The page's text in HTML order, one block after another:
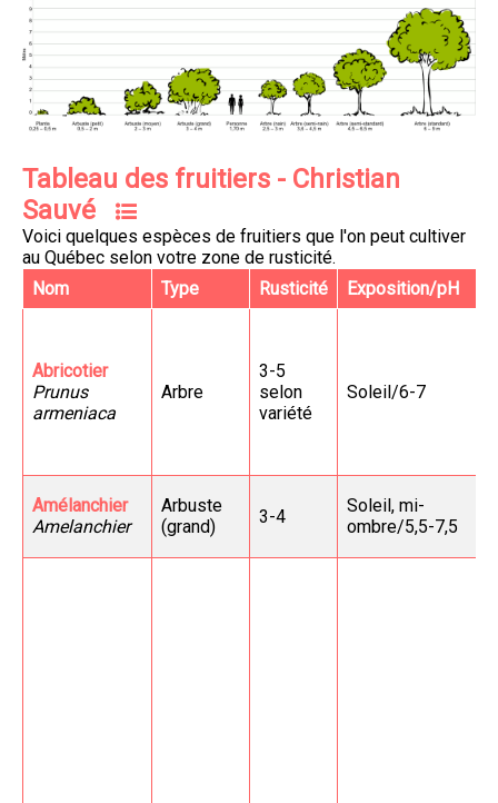
Tableau des fruitiers - Christian
Sauvé
Voici quelques espèces de fruitiers que l'on peut cultiver
au Québec selon votre zone de rusticité.
Nom
Type Rusticité Exposition/pH
Abricotier
Prunus
armeniaca
Arbre
3-5
selon
variété
Soleil/6-7
Amélanchier
Amelanchier
Arbuste
(grand)
3-4
Soleil, mi-
ombre/5,5-7,5